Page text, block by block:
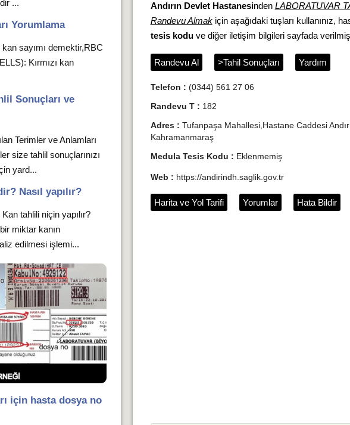
Andırın Devlet Hastanesinden LABORATUVAR
Randevu Almakiçin aşağıdaki tuşları kullanınız,
tesis koduve diğer iletişim bilgileri sayfada
Randevu Al >Tahil Sonuçları Yardım
Telefon : (0344) 561 27 06
Randevu T : 182
Adres : Tufanpaşa Mahallesi,Hastane Caddesi
Kahramanmaraş
Medula Tesis Kodu : Eklenmemiş
Web : https://andirindh.saglik.gov.tr
Harita ve Yol Tarifi Yorumlar Hata Bildir
...
Yorumlama
sayımı demektir,RBC
Kırmızı kan
Sonuçları ve
Terimler ve Anlamları
size tahlil sonuçlarınızı
yard...
Nasıl yapılır?
tahlili niçin yapılır?
miktar kanın
edilmesi işlemi...
için hasta dosya no